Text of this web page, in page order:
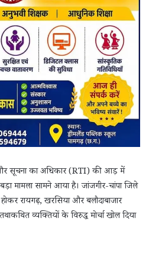
और सूचना का अधिकार (RTI) की आड़ में
मामला सामने आया है। जांजगीर-चांपा जिले
रायगढ़, खरसिया और बलौदाबाजार
व्यक्तियों के विरुद्ध मोर्चा खोल दिया